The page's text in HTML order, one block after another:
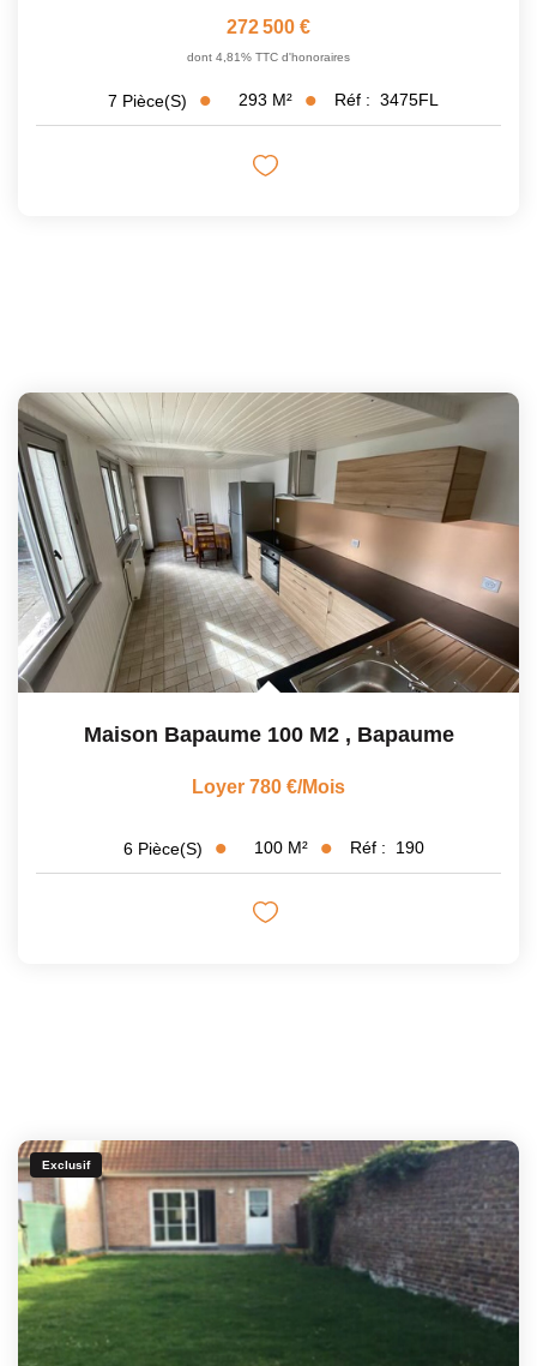
272 500 €
dont 4,81% TTC d'honoraires
7 Pièce(s) 293 M² Réf : 3475FL
Maison Bapaume 100 M2 , Bapaume
Loyer 780 €/mois
6 Pièce(s) 100 M² Réf : 190
Exclusif